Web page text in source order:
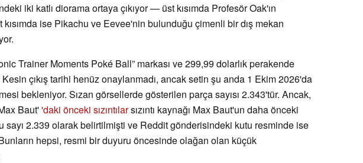
iki katlı diorama ortaya çıkıyor — üst kısımda Profesör Oak'ın
kısımda ise Pikachu ve Eevee'nin bulunduğu çimenli bir dış mekan
Trainer Moments Poké Ball” markası ve 299,99 dolarlık perakende
Kesin çıkış tarihi henüz onaylanmadı, ancak setin şu anda 1 Ekim 2026'da
bekleniyor. Sızan görsellerde gösterilen parça sayısı 2.343'tür. Ancak,
Baut''daki önceki sızıntılarsızıntı kaynağı Max Baut'un daha önceki
sayı 2.339 olarak belirtilmişti ve Reddit gönderisindeki kutu resminde ise
hepsi, resmi bir duyuru öncesinde olağan olan küçük